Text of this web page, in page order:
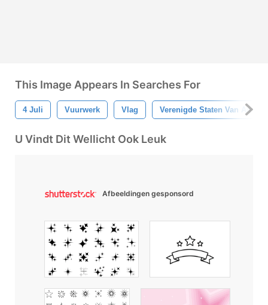
This Image Appears In Searches For
4 Juli Vuurwerk Vlag Verenigde Staten Van
U Vindt Dit Wellicht Ook Leuk
Afbeeldingen gesponsord